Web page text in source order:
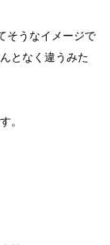
そうなイメージで
となく違うみた
。